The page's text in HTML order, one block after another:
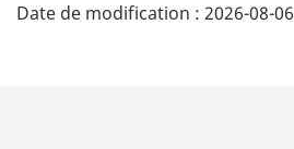
é
Date de modification : 2026-08-06